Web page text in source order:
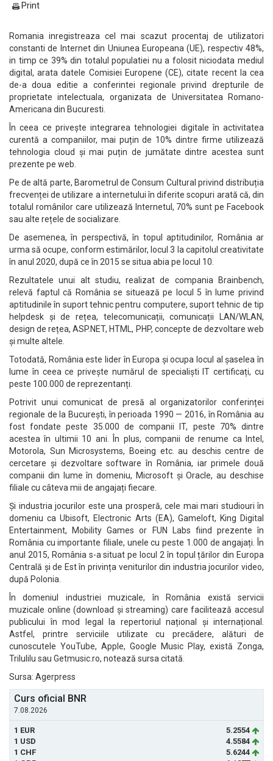
Print
Romania inregistreaza cel mai scazut procentaj de utilizatori
constanti de Internet din Uniunea Europeana (UE), respectiv 48%,
in timp ce 39% din totalul populatiei nu a folosit niciodata mediul
digital, arata datele Comisiei Europene (CE), citate recent la cea
de-a doua editie a conferintei regionale privind drepturile de
proprietate intelectuala, organizata de Universitatea Romano-
Americana din Bucuresti.
În ceea ce privește integrarea tehnologiei digitale în activitatea
curentă a companiilor, mai puțin de 10% dintre firme utilizează
tehnologia cloud și mai puțin de jumătate dintre acestea sunt
prezente pe web.
Pe de altă parte, Barometrul de Consum Cultural privind distribuția
frecvenței de utilizare a internetului în diferite scopuri arată că, din
totalul românilor care utilizează Internetul, 70% sunt pe Facebook
sau alte rețele de socializare.
De asemenea, în perspectivă, în topul aptitudinilor, România ar
urma să ocupe, conform estimărilor, locul 3 la capitolul creativitate
în anul 2020, după ce în 2015 se situa abia pe locul 10.
Rezultatele unui alt studiu, realizat de compania Brainbench,
relevă faptul că România se situează pe locul 5 în lume privind
aptitudinile în suport tehnic pentru computere, suport tehnic de tip
helpdesk și de rețea, telecomunicații, comunicații LAN/WLAN,
design de rețea, ASP.NET, HTML, PHP, concepte de dezvoltare web
și multe altele.
Totodată, România este lider în Europa și ocupa locul al șaselea în
lume în ceea ce privește numărul de specialiști IT certificați, cu
peste 100.000 de reprezentanți.
Potrivit unui comunicat de presă al organizatorilor conferinței
regionale de la București, în perioada 1990 — 2016, în România au
fost fondate peste 35.000 de companii IT, peste 70% dintre
acestea în ultimii 10 ani. În plus, companii de renume ca Intel,
Motorola, Sun Microsystems, Boeing etc. au deschis centre de
cercetare și dezvoltare software în România, iar primele două
companii din lume în domeniu, Microsoft și Oracle, au deschise
filiale cu câteva mii de angajați fiecare.
Și industria jocurilor este una prosperă, cele mai mari studiouri în
domeniu ca Ubisoft, Electronic Arts (EA), Gameloft, King Digital
Entertainment, Mobility Games or FUN Labs fiind prezente în
România cu importante filiale, unele cu peste 1.000 de angajați. În
anul 2015, România s-a situat pe locul 2 în topul țărilor din Europa
Centrală și de Est în privința veniturilor din industria jocurilor video,
după Polonia.
În domeniul industriei muzicale, în România există servicii
muzicale online (download și streaming) care facilitează accesul
publicului în mod legal la repertoriul național și internațional.
Astfel, printre serviciile utilizate cu precădere, alături de
cunoscutele YouTube, Apple, Google Music Play, există Zonga,
Trilulilu sau Getmusic.ro, notează sursa citată.
Sursa: Agerpress
Curs oficial BNR
7.08.2026
1 EUR
5.2554
1 USD
4.5584
1 CHF
5.6244